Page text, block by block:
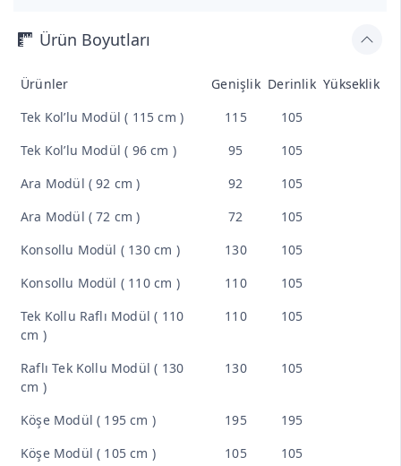
Ürün Boyutları
Ürünler Genişlik Derinlik Yükseklik
Tek Kol’lu Modül ( 115 cm )
115
105
Tek Kol’lu Modül ( 96 cm )
95
105
Ara Modül ( 92 cm )
92
105
Ara Modül ( 72 cm )
72
105
Konsollu Modül ( 130 cm )
130
105
Konsollu Modül ( 110 cm )
110
105
Tek Kollu Raflı Modül ( 110
cm )
110 105
Raflı Tek Kollu Modül ( 130
cm )
130 105
Köşe Modül ( 195 cm ) 195
195
Köşe Modül ( 105 cm )
105 105